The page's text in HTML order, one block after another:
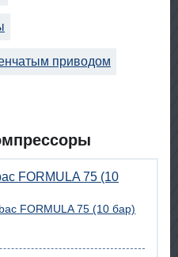
приводом
FORMULA 75 (10